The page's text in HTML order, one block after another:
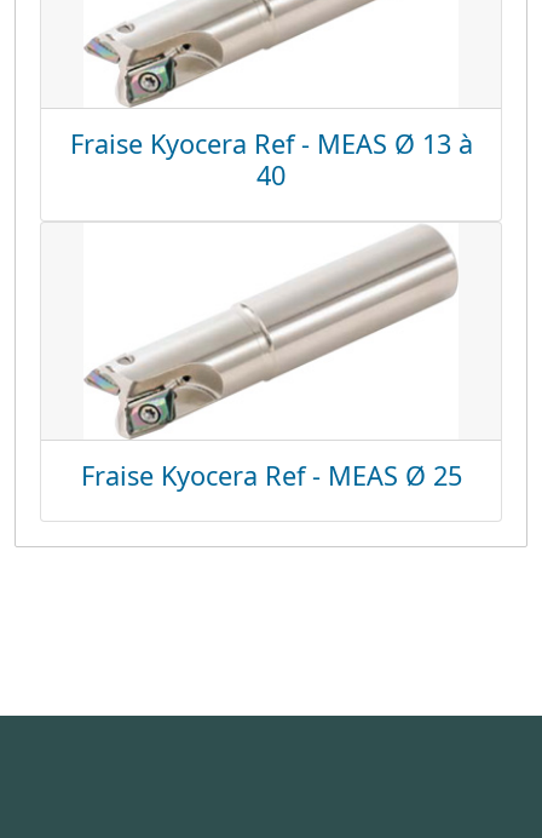
Fraise Kyocera Ref - MEAS Ø 13 à
40
Fraise Kyocera Ref - MEAS Ø 25